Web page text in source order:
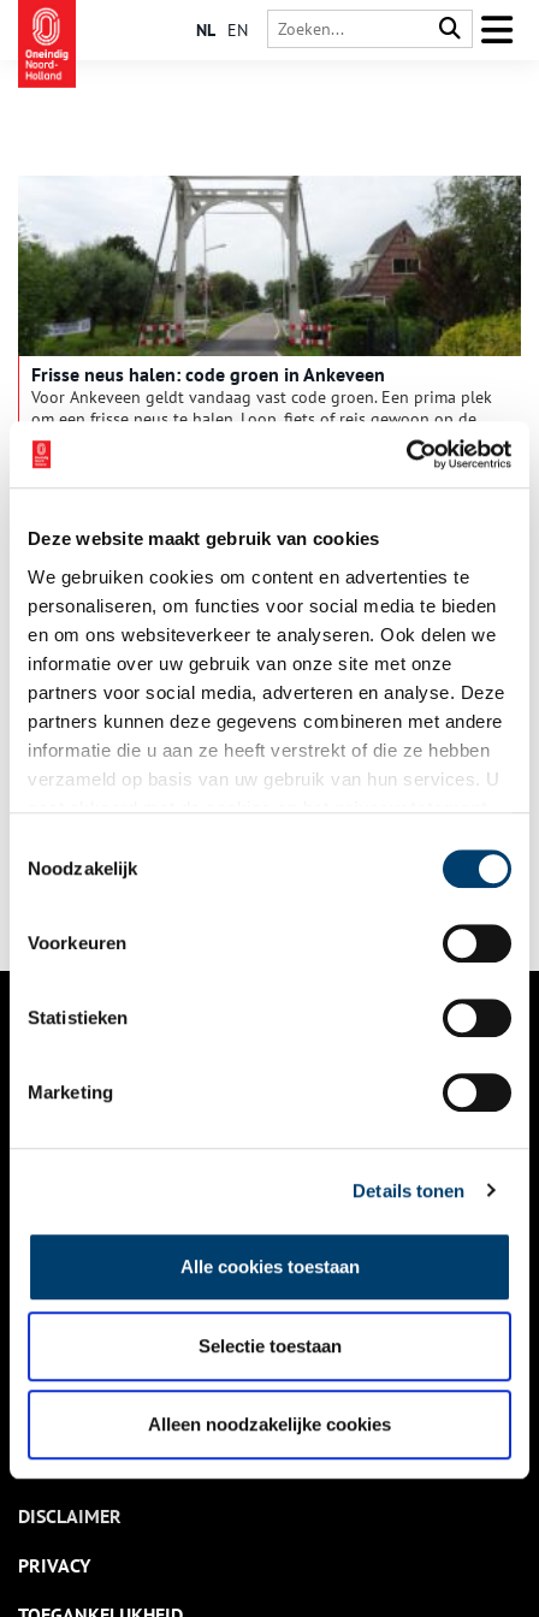
Deze website maakt gebruik van cookies
We gebruiken cookies om content en advertenties te
personaliseren, om functies voor social media te bieden
en om ons websiteverkeer te analyseren. Ook delen we
informatie over uw gebruik van onze site met onze
partners voor social media, adverteren en analyse. Deze
partners kunnen deze gegevens combineren met andere
informatie die u aan ze heeft verstrekt of die ze hebben
verzameld op basis van uw gebruik van hun services. U
Noodzakelijk
Voorkeuren
Statistieken
Marketing
Details tonen
Alle cookies toestaan
Selectie toestaan
Alleen noodzakelijke cookies
NL EN
Frisse neus halen: code groen in Ankeveen
Voor Ankeveen geldt vandaag vast code groen. Een prima plek
om een frisse neus te halen. Loop, fiets of reis gewoon op de
bank thuis mee op een uitstapje van pakweg 10 km. Wel even
afstand houden op smalle paadjes. Een ooievaar scharrelt rond
in het groene polderland.
Ankeveen: De Colonie
Als een kronkelende slang trekt de Loodijk, met aan haar
noordzijde de ‘s-Gravelandse Vaart, door het landschap.
‘s-Gravelandse buitenplaatsen. Bepaald stil gezeten hebben de
bewoners langs de Vaart niet. Boerderijen, wasserijen,
te vinden. Ook in de nieuwe tijd zitten zij niet stil waarvan het
bedrijventerrein ‘De Boomgaard’ een voorbeeld is. Midden in
het eeuwenlang ‘geroezemoes’ ligt het sfeervolle ‘Restaurant
geschiedenis van de Loodijk nog eens wat gezellig na te
praten.
NIEUWS
KALENDER
ACTIVITEITEN
NIEUWSBRIEF
DISCLAIMER
PRIVACY